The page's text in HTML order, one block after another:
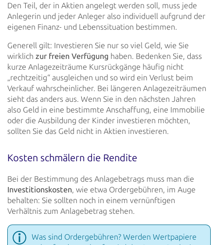
Den Teil, der in Aktien angelegt werden soll, muss jede
Anlegerin und jeder Anleger also individuell aufgrund der
eigenen Finanz- und Lebenssituation bestimmen.
Generell gilt: Investieren Sie nur so viel Geld, wie Sie
wirklich zur freien Verfügung haben. Bedenken Sie, dass
kurze Anlagezeiträume Kursrückgänge häufig nicht
„rechtzeitig“ ausgleichen und so wird ein Verlust beim
Verkauf wahrscheinlicher. Bei längeren Anlagezeiträumen
sieht das anders aus. Wenn Sie in den nächsten Jahren
also Geld in eine bestimmte Anschaffung, eine Immobilie
oder die Ausbildung der Kinder investieren möchten,
sollten Sie das Geld nicht in Aktien investieren.
Kosten schmälern die Rendite
Bei der Bestimmung des Anlagebetrags muss man die
Investitionskosten, wie etwa Ordergebühren, im Auge
behalten: Sie sollten noch in einem vernünftigen
Verhältnis zum Anlagebetrag stehen.
Was sind Ordergebühren? Werden Wertpapiere